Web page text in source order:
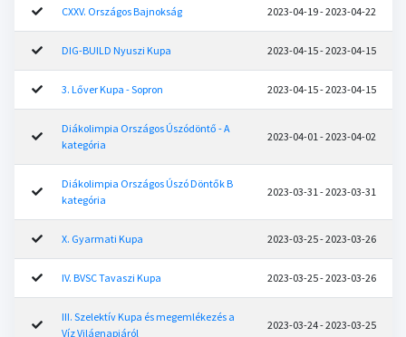
CXXV. Országos Bajnokság 2023-04-19 - 2023-04-22
DIG-BUILD Nyuszi Kupa 2023-04-15 - 2023-04-15
3. Lőver Kupa - Sopron 2023-04-15 - 2023-04-15
Diákolimpia Országos Úszódöntő - A
kategória
2023-04-01 - 2023-04-02
Diákolimpia Országos Úszó Döntők B
kategória
2023-03-31 - 2023-03-31
X. Gyarmati Kupa 2023-03-25 - 2023-03-26
IV. BVSC Tavaszi Kupa 2023-03-25 - 2023-03-26
III. Szelektív Kupa és megemlékezés a
Víz Világnapjáról
2023-03-24 - 2023-03-25